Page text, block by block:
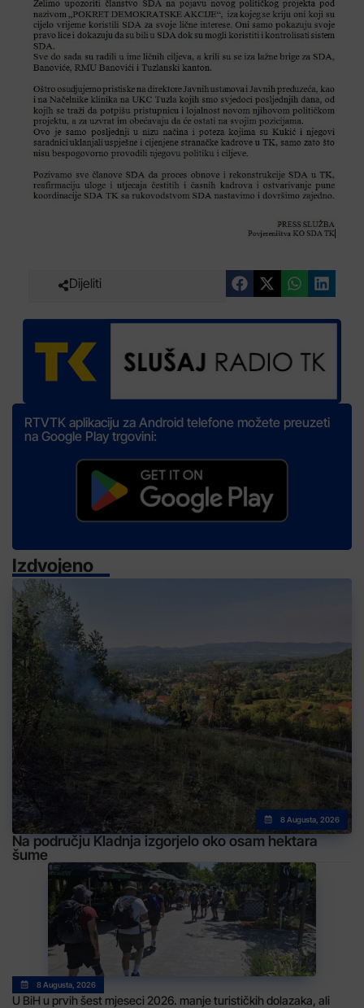
Dijeliti
RTVTK aplikaciju za Android telefone možete preuzeti
na Google Play trgovini:
Izdvojeno
8 Augusta, 2026
Na području Kladnja izgorjelo oko osam hektara
šume
8 Augusta, 2026
U BiH u prvih šest mjeseci 2026. manje turističkih dolazaka, ali